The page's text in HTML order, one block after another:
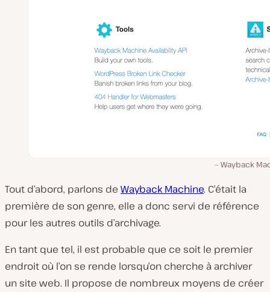
Wayback
Tout d’abord, parlons de Wayback Machine. C’était la
première de son genre, elle a donc servi de référence
pour les autres outils d’archivage.
En tant que tel, il est probable que ce soit le premier
endroit où l’on se rende lorsqu’on cherche à archiver
un site web. Il propose de nombreux moyens de créer